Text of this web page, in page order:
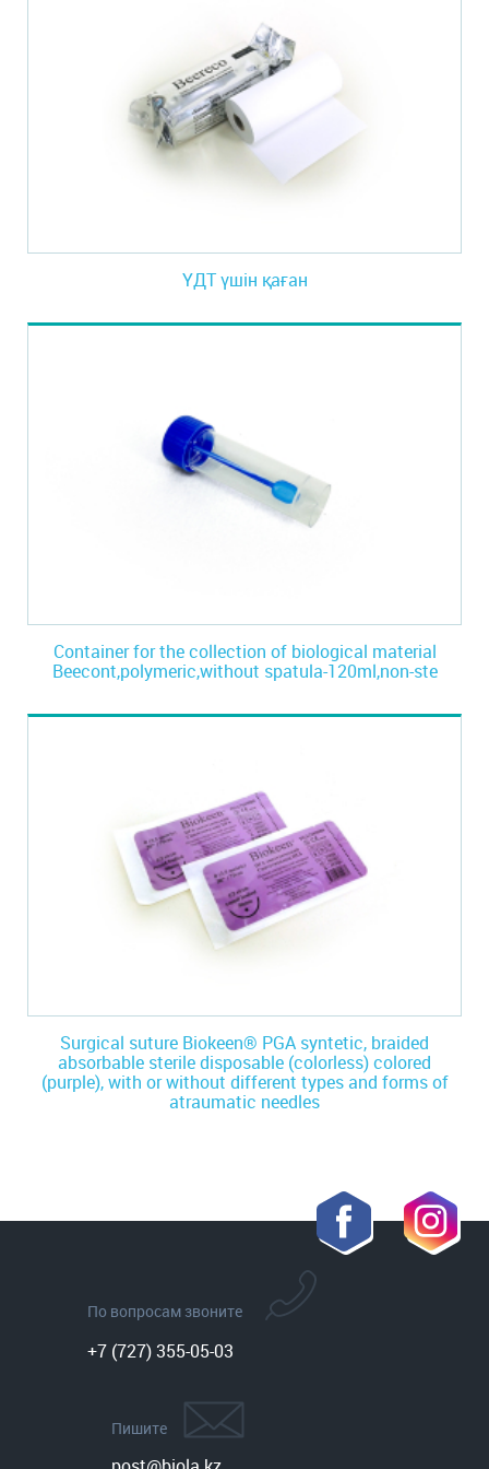
ҮДТ үшін қаған
Container for the collection of biological material
Beecont,polymeric,without spatula-120ml,non-ste
Surgical suture Biokeen® PGA syntetic, braided
absorbable sterile disposable (colorless) colored
(purple), with or without different types and forms of
atraumatic needles
По вопросам звоните
+7 (727) 355-05-03
Пишите